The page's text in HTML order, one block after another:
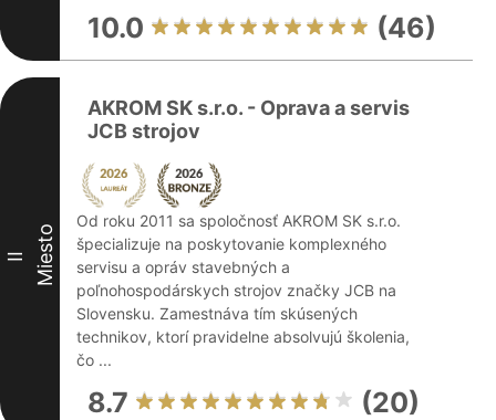
10.0 (46)
II Miesto
AKROM SK s.r.o. - Oprava a servis
JCB strojov
Od roku 2011 sa spoločnosť AKROM SK s.r.o.
špecializuje na poskytovanie komplexného
servisu a opráv stavebných a
poľnohospodárskych strojov značky JCB na
Slovensku. Zamestnáva tím skúsených
technikov, ktorí pravidelne absolvujú školenia,
čo ...
8.7 (20)